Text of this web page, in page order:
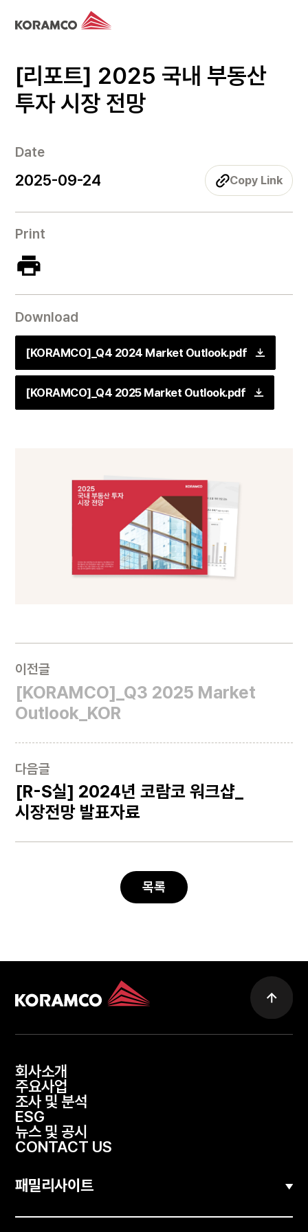
Date
2025-09-24 Copy Link
Print
Download
[KORAMCO]_Q4 2024 Market Outlook.pdf
[KORAMCO]_Q4 2025 Market Outlook.pdf
[리포트] 2025 국내 부동산
투자 시장 전망
이전글
[KORAMCO]_Q3 2025 Market
Outlook_KOR
다음글
[R-S실] 2024년 코람코 워크샵_
시장전망 발표자료
목록
회사소개
주요사업
조사 및 분석
ESG
뉴스 및 공시
CONTACT US
패밀리사이트